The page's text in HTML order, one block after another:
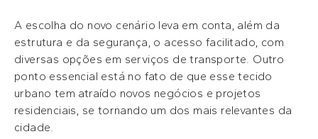
A escolha do novo cenário leva em conta, além da
estrutura e da segurança, o acesso facilitado, com
diversas opções em serviços de transporte. Outro
ponto essencial está no fato de que esse tecido
urbano tem atraído novos negócios e projetos
residenciais, se tornando um dos mais relevantes da
cidade.